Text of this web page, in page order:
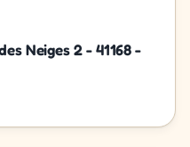
Neiges 2 - 41168 -